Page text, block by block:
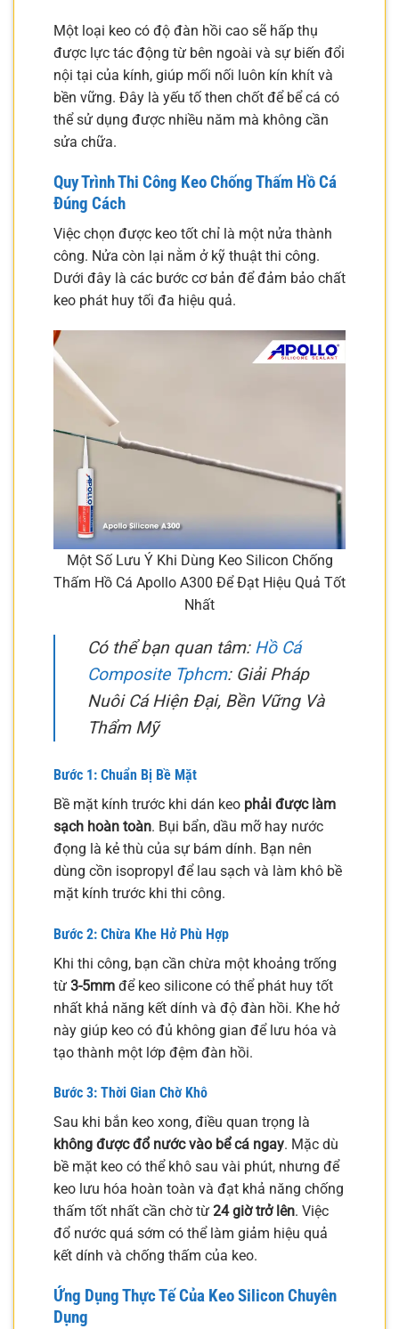
Một loại keo có độ đàn hồi cao sẽ hấp thụ
được lực tác động từ bên ngoài và sự biến đổi
nội tại của kính, giúp mối nối luôn kín khít và
bền vững. Đây là yếu tố then chốt để bể cá có
thể sử dụng được nhiều năm mà không cần
sửa chữa.
Quy Trình Thi Công Keo Chống Thấm Hồ Cá
Đúng Cách
Việc chọn được keo tốt chỉ là một nửa thành
công. Nửa còn lại nằm ở kỹ thuật thi công.
Dưới đây là các bước cơ bản để đảm bảo chất
keo phát huy tối đa hiệu quả.
Một Số Lưu Ý Khi Dùng Keo Silicon Chống
Thấm Hồ Cá Apollo A300 Để Đạt Hiệu Quả Tốt
Nhất
Có thể bạn quan tâm: Hồ Cá
Composite Tphcm: Giải Pháp
Nuôi Cá Hiện Đại, Bền Vững Và
Thẩm Mỹ
Bước 1: Chuẩn Bị Bề Mặt
Bề mặt kính trước khi dán keo phải được làm
sạch hoàn toàn. Bụi bẩn, dầu mỡ hay nước
đọng là kẻ thù của sự bám dính. Bạn nên
dùng cồn isopropyl để lau sạch và làm khô bề
mặt kính trước khi thi công.
Bước 2: Chừa Khe Hở Phù Hợp
Khi thi công, bạn cần chừa một khoảng trống
từ 3-5mm để keo silicone có thể phát huy tốt
nhất khả năng kết dính và độ đàn hồi. Khe hở
này giúp keo có đủ không gian để lưu hóa và
tạo thành một lớp đệm đàn hồi.
Bước 3: Thời Gian Chờ Khô
Sau khi bắn keo xong, điều quan trọng là
không được đổ nước vào bể cá ngay. Mặc dù
bề mặt keo có thể khô sau vài phút, nhưng để
keo lưu hóa hoàn toàn và đạt khả năng chống
thấm tốt nhất cần chờ từ 24 giờ trở lên. Việc
đổ nước quá sớm có thể làm giảm hiệu quả
kết dính và chống thấm của keo.
Ứng Dụng Thực Tế Của Keo Silicon Chuyên
Dụng